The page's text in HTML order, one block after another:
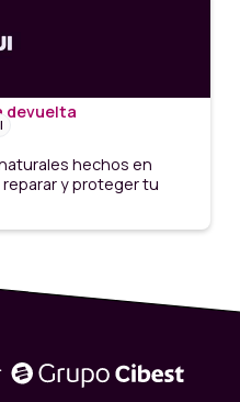
devuelta
hechos en
y proteger tu